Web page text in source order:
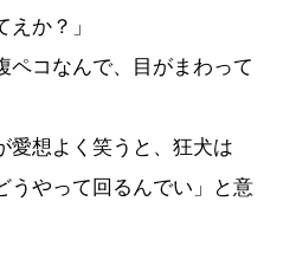
えか？」
ペコなんで、目がまわって
想よく笑うと、狂犬は
うやって回るんでい」と意